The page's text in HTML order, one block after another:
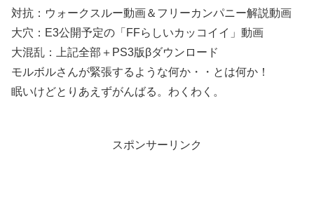
対抗：ウォークスルー動画＆フリーカンパニー解説動画
大穴：E3公開予定の「FFらしいカッコイイ」動画
大混乱：上記全部＋PS3版βダウンロード
モルボルさんが緊張するような何か・・とは何か！
眠いけどとりあえずがんばる。わくわく。
スポンサーリンク